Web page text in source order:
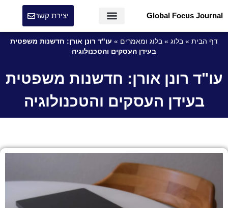
Global Focus Journal יצירת קשר
דף הבית » בלוג » בלוג ומאמרים » עו"ד רונן אורן: חדשנות משפטית
בעידן העסקים והטכנולוגיה
עו"ד רונן אורן: חדשנות משפטית
בעידן העסקים והטכנולוגיה